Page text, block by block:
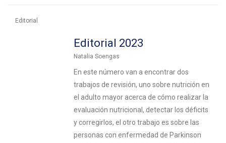
Editorial
Editorial 2023
Natalia Soengas
En este número van a encontrar dos
trabajos de revisión, uno sobre nutrición en
el adulto mayor acerca de cómo realizar la
evaluación nutricional, detectar los déficits
y corregirlos, el otro trabajo es sobre las
personas con enfermedad de Parkinson